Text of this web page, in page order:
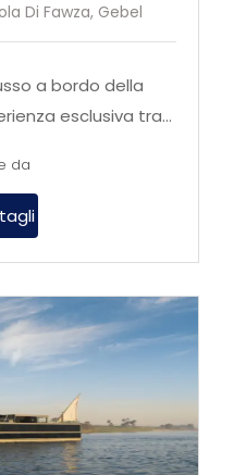
Di Fawza, Gebel
a bordo della
esclusiva tra
da